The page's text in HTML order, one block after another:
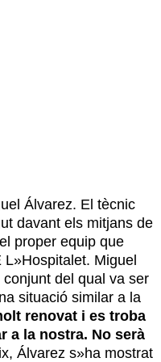
Álvarez. El tècnic
davant els mitjans de
proper equip que
Miguel
del qual va ser
situació similar a la
renovat i es troba
a la nostra. No serà
Álvarez s»ha mostrat